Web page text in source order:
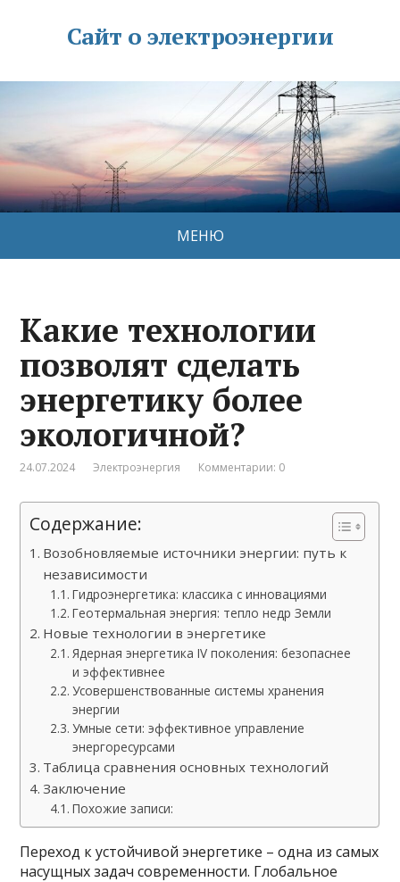
Сайт о электроэнергии
МЕНЮ
Какие технологии
позволят сделать
энергетику более
экологичной?
24.07.2024 Электроэнергия Комментарии: 0
Содержание:
Возобновляемые источники энергии: путь к
независимости
Гидроэнергетика: классика с инновациями
Геотермальная энергия: тепло недр Земли
Новые технологии в энергетике
Ядерная энергетика IV поколения: безопаснее
и эффективнее
Усовершенствованные системы хранения
энергии
Умные сети: эффективное управление
энергоресурсами
Таблица сравнения основных технологий
Заключение
Похожие записи:
Переход к устойчивой энергетике – одна из самых
насущных задач современности. Глобальное